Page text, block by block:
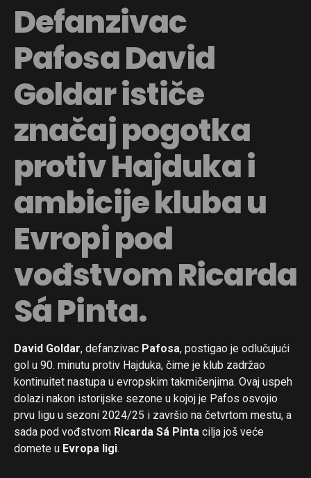
Defanzivac
Pafosa David
Goldar ističe
značaj pogotka
protiv Hajduka i
ambicije kluba u
Evropi pod
vođstvom Ricarda
Sá Pinta.
David Goldar, defanzivac Pafosa, postigao je odlučujući
gol u 90. minutu protiv Hajduka, čime je klub zadržao
kontinuitet nastupa u evropskim takmičenjima. Ovaj uspeh
dolazi nakon istorijske sezone u kojoj je Pafos osvojio
prvu ligu u sezoni 2024/25 i završio na četvrtom mestu, a
sada pod vođstvom Ricarda Sá Pinta cilja još veće
domete u Evropa ligi.